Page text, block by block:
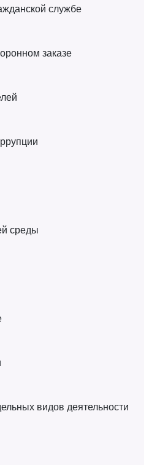
службе
заказе
среды
видов деятельности